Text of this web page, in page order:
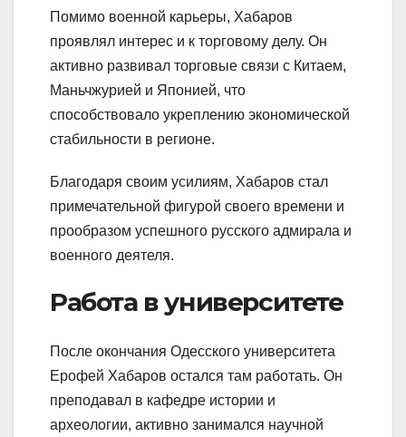
Помимо военной карьеры, Хабаров
проявлял интерес и к торговому делу. Он
активно развивал торговые связи с Китаем,
Маньчжурией и Японией, что
способствовало укреплению экономической
стабильности в регионе.
Благодаря своим усилиям, Хабаров стал
примечательной фигурой своего времени и
прообразом успешного русского адмирала и
военного деятеля.
Работа в университете
После окончания Одесского университета
Ерофей Хабаров остался там работать. Он
преподавал в кафедре истории и
археологии, активно занимался научной